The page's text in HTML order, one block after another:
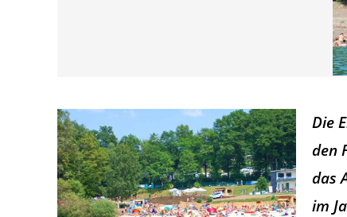
Die
den
das
im